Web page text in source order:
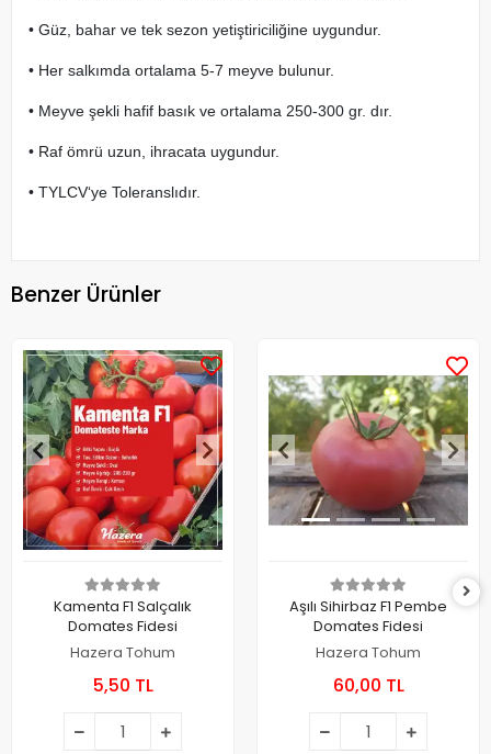
• Güz, bahar ve tek sezon yetiştiriciliğine uygundur.
• Her salkımda ortalama 5-7 meyve bulunur.
• Meyve şekli hafif basık ve ortalama 250-300 gr. dır.
• Raf ömrü uzun, ihracata uygundur.
• TYLCV‘ye Toleranslıdır.
Benzer Ürünler
Kamenta F1 Salçalık
Domates Fidesi
Hazera Tohum
5,50 TL
Aşılı Sihirbaz F1 Pembe
Domates Fidesi
Hazera Tohum
60,00 TL